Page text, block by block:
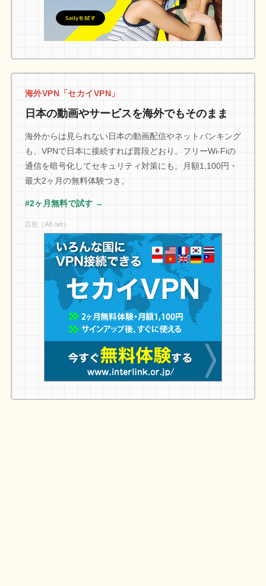
海外VPN「セカイVPN」
日本の動画やサービスを海外でもそのまま
海外からは見られない日本の動画配信やネットバンキング
も、VPNで日本に接続すれば普段どおり。フリーWi-Fiの
通信を暗号化してセキュリティ対策にも。月額1,100円・
最大2ヶ月の無料体験つき。
#2ヶ月無料で試す →
広告（A8.net）